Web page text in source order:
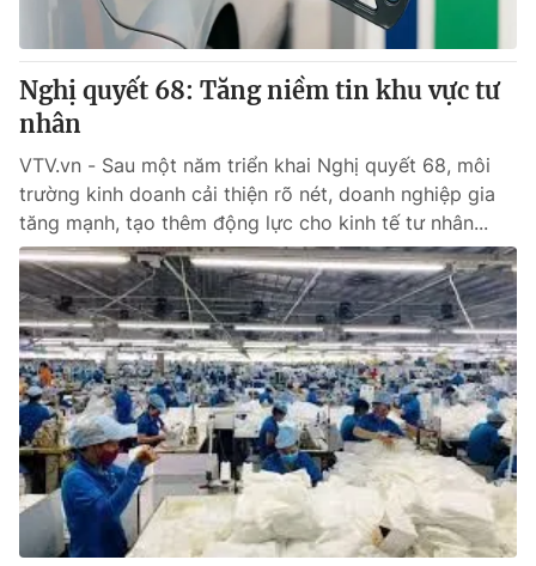
Nghị quyết 68: Tăng niềm tin khu vực tư
nhân
VTV.vn - Sau một năm triển khai Nghị quyết 68, môi
trường kinh doanh cải thiện rõ nét, doanh nghiệp gia
tăng mạnh, tạo thêm động lực cho kinh tế tư nhân...